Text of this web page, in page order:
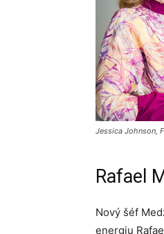
Jessica Johnson,
Rafael
Nový šéf
energiu